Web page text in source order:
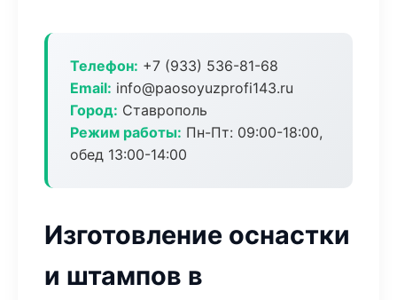
Телефон: +7 (933) 536-81-68
Email: info@paosoyuzprofi143.ru
Город: Ставрополь
Режим работы: Пн-Пт: 09:00-18:00,
обед 13:00-14:00
Изготовление оснастки
и штампов в